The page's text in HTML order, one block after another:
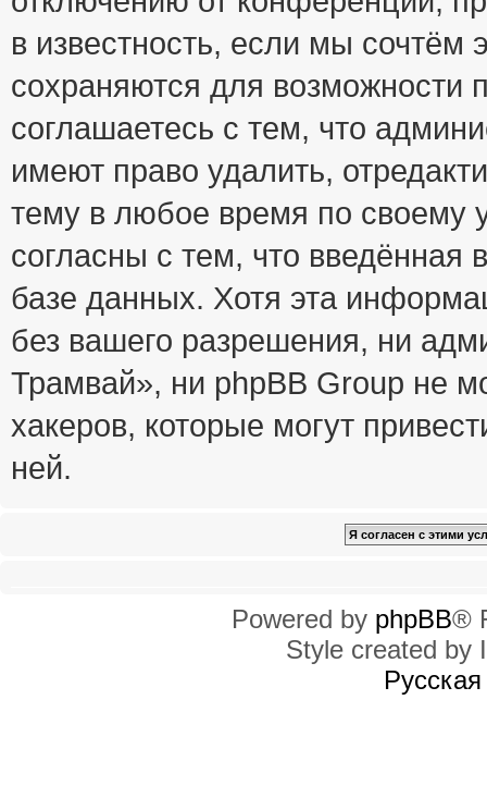
в известность, если мы
сохраняются для возможности
соглашаетесь с тем, что
имеют право удалить,
тему в любое время по своему
согласны с тем, что
базе данных. Хотя эта
без вашего разрешения, ни
Трамвай», ни phpBB Group не
хакеров, которые могут
ней.
Powered by phpBB®
Style created by